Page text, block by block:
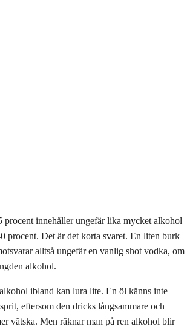
procent innehåller ungefär lika mycket alkohol
procent. Det är det korta svaret. En liten burk
alltså ungefär en vanlig shot vodka, om
alkohol.
ibland kan lura lite. En öl känns inte
eftersom den dricks långsammare och
vätska. Men räknar man på ren alkohol blir